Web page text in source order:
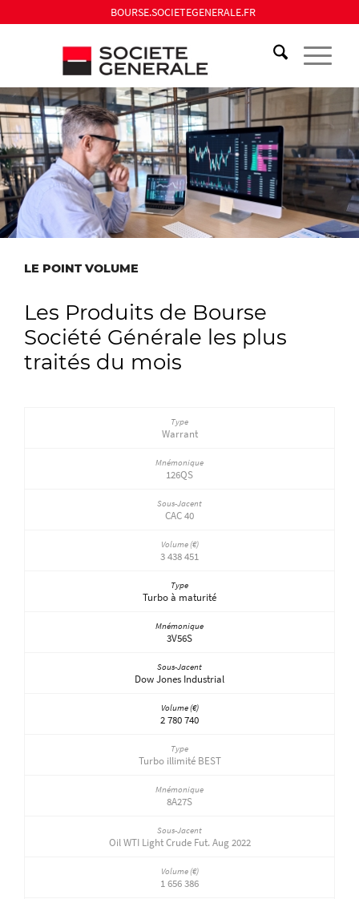
BOURSE.SOCIETEGENERALE.FR
LE POINT VOLUME
Les Produits de Bourse
Société Générale les plus
traités du mois
Warrant
126QS
CAC 40
3 438 451
Turbo à maturité
3V56S
Dow Jones Industrial
2 780 740
Turbo illimité BEST
8A27S
Oil WTI Light Crude Fut. Aug 2022
1 656 386